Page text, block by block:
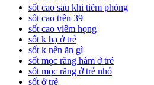
sốt cao sau khi tiêm phòng
sốt cao trên 39
sốt cao viêm họng
sốt k hạ ở trẻ
sốt k nên ăn gì
sốt mọc răng hàm ở trẻ
sốt mọc răng ở trẻ nhỏ
sốt ở trẻ